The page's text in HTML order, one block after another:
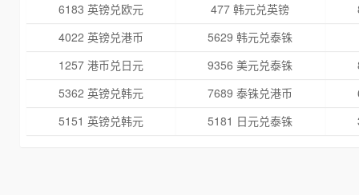
6183 英镑兑欧元 477 韩元兑英镑
4022 英镑兑港币
5629 韩元兑泰铢
1257 港币兑日元
9356 美元兑泰铢
5362 英镑兑韩元
7689 泰铢兑港币
5151 英镑兑韩元
5181 日元兑泰铢